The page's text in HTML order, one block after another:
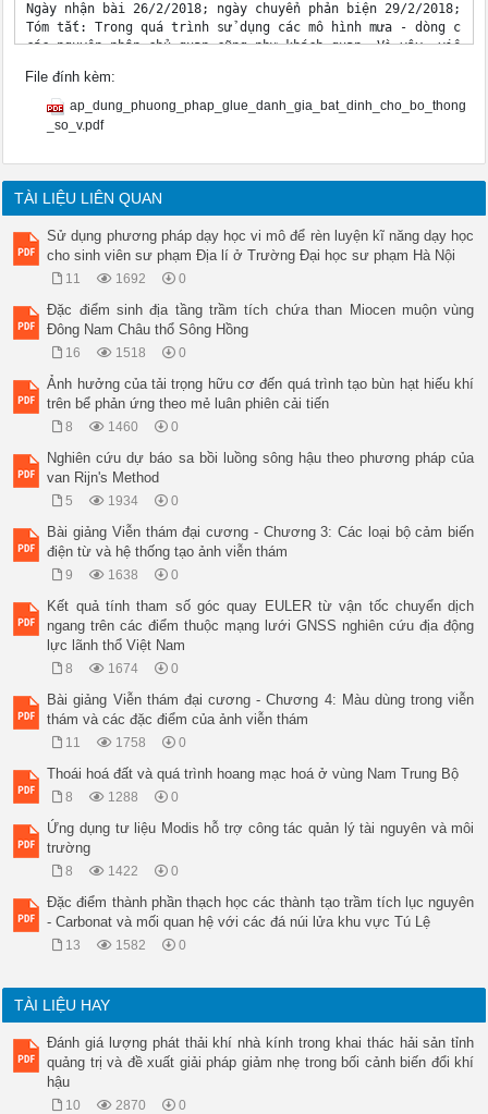
Ngày nhận bài 26/2/2018; ngày chuyển phản biện 29/2/2018;
Tóm tắt: Trong quá trình sử dụng các mô hình mưa - dòng
các nguyên nhân chủ quan cũng như khách quan. Vì vậy,
ước lượng bất định GLUE để đánh giá cho bộ thông số mô hình
trong mô phỏng lưu vực khu giữa sông Lô. Mục tiêu của báo
mô phỏng dòng chảy trên lưu vực khu giữa sông Lô. Kết quả
Mô phỏng mưa - dòng chảy sử dụng mô hình
thủy văn luôn kèm theo những sự không chắc
chắn chủ yếu do bốn nguyên nhân như: Sai số
do ngẫu nhiên hoặc hệ thống của dữ liệu đầu
vào; sai số do việc quan trắc, lưu giữ số liệu thủy
văn; sai số do thông số mô hình không tối ưu; và
sai số do sự không đầy đủ hoặc sai lệch của cấu
trúc mô hình [1]. Để giảm bớt tính bất định và
tăng độ chính xác của dự báo dòng chảy, đánh
giá sự không chắc chắn của mô phỏng dòng chảy
sử dụng mô hình thủy văn là điều rất cần thiết.
Đã có rất nhiều nghiên cứu nhằm định lượng
tính bất định trong mô phỏng mưa dòng chảy,
những nghiên cứu này thường ước tính độ bất
định cho những khu vực có đầy đủ dữ liệu thông
tin khí tượng thuỷ văn và các đặc điểm của vùng
nhưng hiếm khi ước tính cho các vùng thông tin
không đầy đủ. Vì vậy, nghiên cứu này được thực
hiện để ước tính không chắc chắn của dòng chảy
sử dụng mô hình SURR trên lưu vực khu giữa
sông Lô từ trạm Đạo Đức đến Hàm Yên.
2. Phương pháp tính toán
2.1. Mô hình mưa – dòng chảy SURR và tham
số hóa bộ thông số mô hình
a. Lý thuyết mô hình
Mô hình SURR được phát triển bởi Phòng ng-
hiên cứu Tài nguyên nước và GIS, Khoa kỹ thuật
môi trường dân dụng, Đại học Sejong, Hàn Quốc
(Lee and Bae, 2010). Mô hình dựa trên mô hình
trữ nước SFM (Kimura et al., 1961), với những
mô phỏng chi tiết hơn các thành phần trong
chu trình thủy văn như bốc hơi tiềm năng, dòng
chảy mặt, dòng chảy sát mặt (lateral flow), dòng
chảy ngầm
Các thành phần dòng chảy lưu vực Ssb được
mô phỏng phương trình (1) và pha về dòng chảy
trong kênh dẫn S
theo phương trình (2). Trong
đó có xét đến dòng chảy bề mặt Q
sur
, dòng chảy
lat
, dòng chảy ngầm Q
gw,
K
ch
và P
File đính kèm:
ap_dung_phuong_phap_glue_danh_gia_bat_dinh_cho_bo_thong
_so_v.pdf
TÀI LIỆU LIÊN QUAN
Sử dụng phương pháp dạy học vi mô để rèn luyện kĩ năng dạy học
cho sinh viên sư phạm Địa lí ở Trường Đại học sư phạm Hà Nội
11 1692 0
Đặc điểm sinh địa tầng trầm tích chứa than Miocen muộn vùng
Đông Nam Châu thổ Sông Hồng
16 1518 0
Ảnh hưởng của tải trọng hữu cơ đến quá trình tạo bùn hạt hiếu khí
trên bể phản ứng theo mẻ luân phiên cải tiến
8 1460 0
Nghiên cứu dự báo sa bồi luồng sông hậu theo phương pháp của
van Rijn's Method
5 1934 0
Bài giảng Viễn thám đại cương - Chương 3: Các loại bộ cảm biến
điện từ và hệ thống tạo ảnh viễn thám
9 1638 0
Kết quả tính tham số góc quay EULER từ vận tốc chuyển dịch
ngang trên các điểm thuộc mạng lưới GNSS nghiên cứu địa động
lực lãnh thổ Việt Nam
8 1674 0
Bài giảng Viễn thám đại cương - Chương 4: Màu dùng trong viễn
thám và các đặc điểm của ảnh viễn thám
11 1758 0
Thoái hoá đất và quá trình hoang mạc hoá ở vùng Nam Trung Bộ
8 1288 0
Ứng dụng tư liệu Modis hỗ trợ công tác quản lý tài nguyên và môi
trường
8 1422 0
Đặc điểm thành phần thạch học các thành tạo trầm tích lục nguyên
- Carbonat và mối quan hệ với các đá núi lửa khu vực Tú Lệ
13 1582 0
TÀI LIỆU HAY
Đánh giá lượng phát thải khí nhà kính trong khai thác hải sản tỉnh
quảng trị và đề xuất giải pháp giảm nhẹ trong bối cảnh biến đổi khí
hậu
10 2870 0